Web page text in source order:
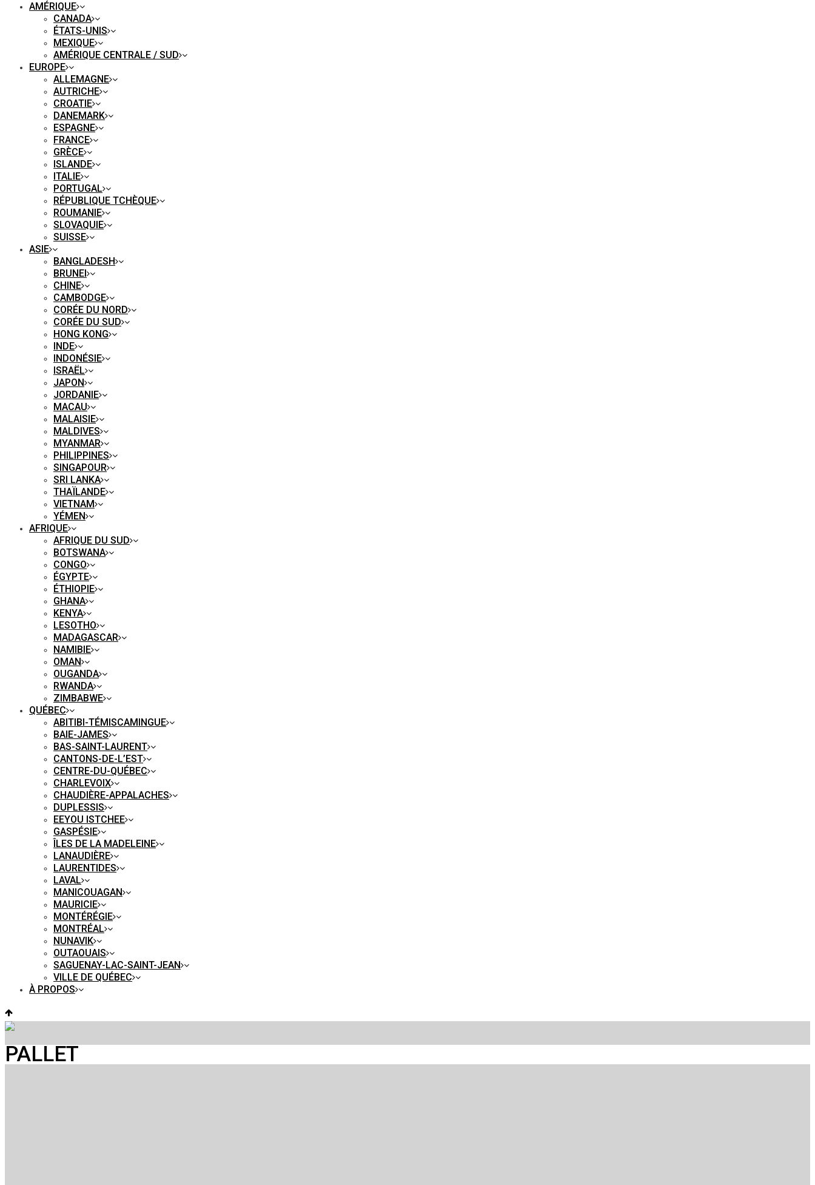
AMÉRIQUE
CANADA
ÉTATS-UNIS
MEXIQUE
AMÉRIQUE CENTRALE / SUD
EUROPE
ALLEMAGNE
AUTRICHE
CROATIE
DANEMARK
ESPAGNE
FRANCE
GRÈCE
ISLANDE
ITALIE
PORTUGAL
RÉPUBLIQUE TCHÈQUE
ROUMANIE
SLOVAQUIE
SUISSE
ASIE
BANGLADESH
BRUNEI
CHINE
CAMBODGE
CORÉE DU NORD
CORÉE DU SUD
HONG KONG
INDE
INDONÉSIE
ISRAËL
JAPON
JORDANIE
MACAU
MALAISIE
MALDIVES
MYANMAR
PHILIPPINES
SINGAPOUR
SRI LANKA
THAÏLANDE
VIETNAM
YÉMEN
AFRIQUE
AFRIQUE DU SUD
BOTSWANA
CONGO
ÉGYPTE
ÉTHIOPIE
GHANA
KENYA
LESOTHO
MADAGASCAR
NAMIBIE
OMAN
OUGANDA
RWANDA
ZIMBABWE
QUÉBEC
ABITIBI-TÉMISCAMINGUE
BAIE-JAMES
BAS-SAINT-LAURENT
CANTONS-DE-L’EST
CENTRE-DU-QUÉBEC
CHARLEVOIX
CHAUDIÈRE-APPALACHES
DUPLESSIS
EEYOU ISTCHEE
GASPÉSIE
ÎLES DE LA MADELEINE
LANAUDIÈRE
LAURENTIDES
LAVAL
MANICOUAGAN
MAURICIE
MONTÉRÉGIE
MONTRÉAL
NUNAVIK
OUTAOUAIS
SAGUENAY-LAC-SAINT-JEAN
VILLE DE QUÉBEC
À PROPOS
PALLET